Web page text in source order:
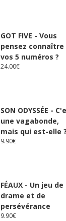
GOT FIVE - Vous
pensez connaître
vos 5 numéros ?
24.00€
SON ODYSSÉE -
une vagabonde,
mais qui est-elle ?
9.90€
FÉAUX - Un jeu de
drame et de
persévérance
9.90€